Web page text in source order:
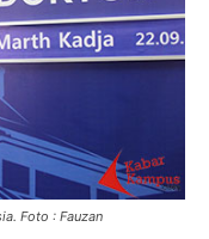
Foto : Fauzan